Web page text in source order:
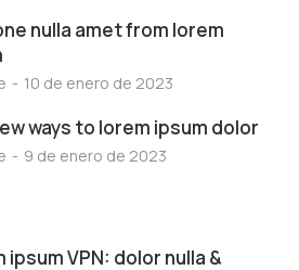
nulla amet from lorem
10 de enero de 2023
ways to lorem ipsum dolor
9 de enero de 2023
ipsum VPN: dolor nulla &